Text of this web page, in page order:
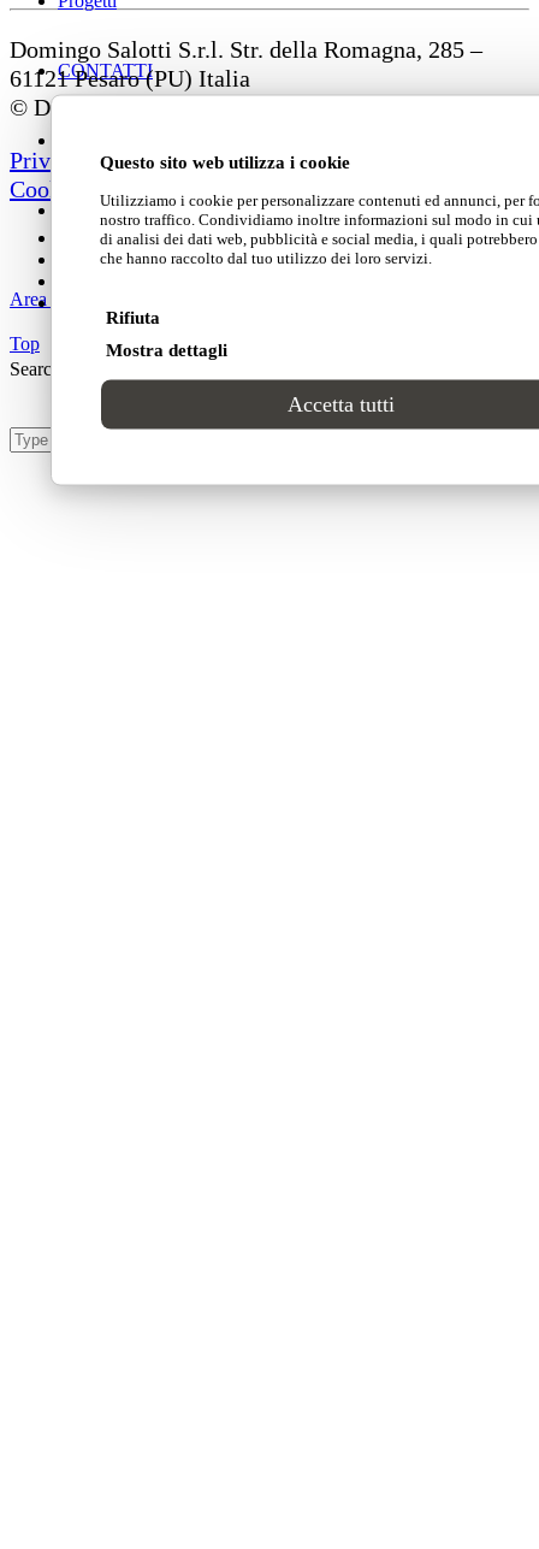
Questo sito web utilizza i cookie
Utilizziamo i cookie per personalizzare contenuti ed annunci, per
nostro traffico. Condividiamo inoltre informazioni sul modo in
di analisi dei dati web, pubblicità e social media, i quali
che hanno raccolto dal tuo utilizzo dei loro servizi.
Rifiuta
Mostra dettagli
Accetta tutti
CONTATTI
Area clienti
Search Site
Domingo Salotti S.r.l. Str. della Romagna, 285 –
61121 Pesaro (PU) Italia
© Domingo | P. IVA 00165000415
Privacy Policy
Cookie Policy
Top